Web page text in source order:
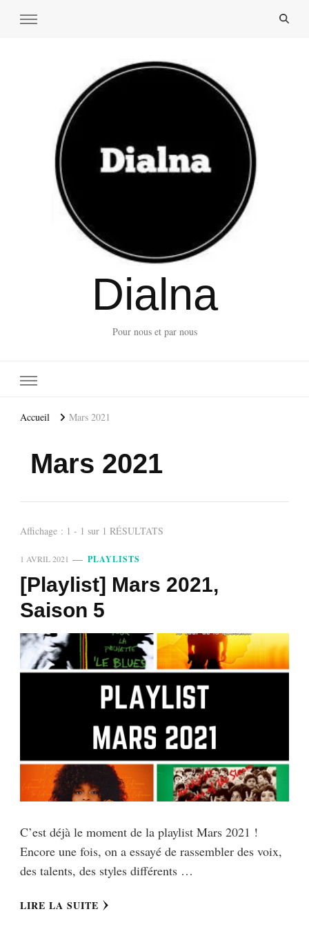
Dialna
Pour nous et par nous
Accueil Mars 2021
Mars 2021
Affichage : 1 - 1 sur 1 RÉSULTATS
1 AVRIL 2021 PLAYLISTS
[Playlist] Mars 2021,
Saison 5
C’est déjà le moment de la playlist Mars 2021 !
Encore une fois, on a essayé de rassembler des voix,
des talents, des styles différents …
LIRE LA SUITE